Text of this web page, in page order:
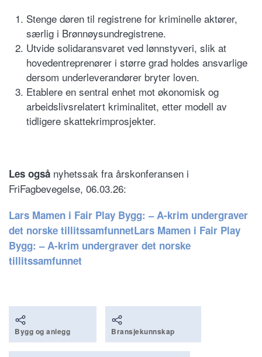
Stenge døren til registrene for kriminelle aktører,
særlig i Brønnøysundregistrene.
Utvide solidaransvaret ved lønnstyveri, slik at
hovedentreprenører i større grad holdes ansvarlige
dersom underleverandører bryter loven.
Etablere en sentral enhet mot økonomisk og
arbeidslivsrelatert kriminalitet, etter modell av
tidligere skattekrimprosjekter.
Les også nyhetssak fra årskonferansen i
FriFagbevegelse, 06.03.26:
Lars Mamen i Fair Play Bygg: – A-krim undergraver
det norske tillitssamfunnetLars Mamen i Fair Play
Bygg: – A-krim undergraver det norske
tillitssamfunnet
Bygg og anlegg Bransjekunnskap